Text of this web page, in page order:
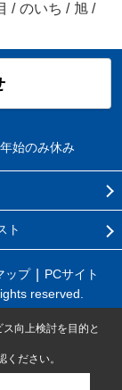
/ のいち / 旭 /
始のみ休み
ト
ップ
PCサイト
reserved.
向上検討を目的と
ください。